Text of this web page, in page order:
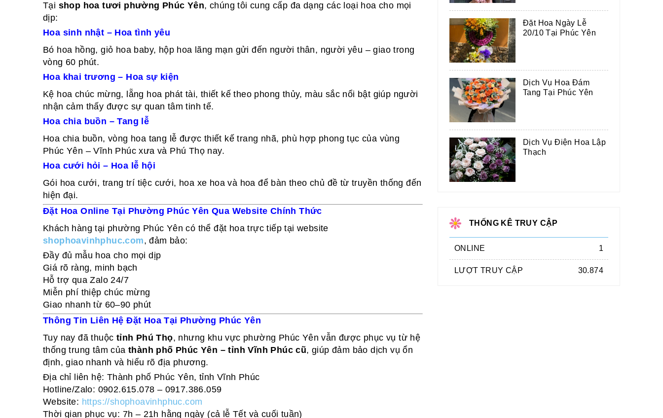
Tại shop hoa tươi phường Phúc Yên, chúng tôi cung cấp đa dạng các loại hoa cho mọi
dịp:
Hoa sinh nhật – Hoa tình yêu
Bó hoa hồng, giỏ hoa baby, hộp hoa lãng mạn gửi đến người thân, người yêu – giao trong
vòng 60 phút.
Hoa khai trương – Hoa sự kiện
Kệ hoa chúc mừng, lẵng hoa phát tài, thiết kế theo phong thủy, màu sắc nổi bật giúp người
nhận cảm thấy được sự quan tâm tinh tế.
Hoa chia buồn – Tang lễ
Hoa chia buồn, vòng hoa tang lễ được thiết kế trang nhã, phù hợp phong tục của vùng
Phúc Yên – Vĩnh Phúc xưa và Phú Thọ nay.
Hoa cưới hỏi – Hoa lễ hội
Gói hoa cưới, trang trí tiệc cưới, hoa xe hoa và hoa để bàn theo chủ đề từ truyền thống đến
hiện đại.
Đặt Hoa Online Tại Phường Phúc Yên Qua Website Chính Thức
Khách hàng tại phường Phúc Yên có thể đặt hoa trực tiếp tại website
shophoavinhphuc.com, đảm bảo:
Đầy đủ mẫu hoa cho mọi dịp
Giá rõ ràng, minh bạch
Hỗ trợ qua Zalo 24/7
Miễn phí thiệp chúc mừng
Giao nhanh từ 60–90 phút
Thông Tin Liên Hệ Đặt Hoa Tại Phường Phúc Yên
Tuy nay đã thuộc tỉnh Phú Thọ, nhưng khu vực phường Phúc Yên vẫn được phục vụ từ hệ
thống trung tâm của thành phố Phúc Yên – tỉnh Vĩnh Phúc cũ, giúp đảm bảo dịch vụ ổn
định, giao nhanh và hiểu rõ địa phương.
Địa chỉ liên hệ: Thành phố Phúc Yên, tỉnh Vĩnh Phúc
Hotline/Zalo: 0902.615.078 – 0917.386.059
Website: https://shophoavinhphuc.com
Thời gian phục vụ: 7h – 21h hằng ngày (cả lễ Tết và cuối tuần)
Đặt Hoa Ngày Lễ
20/10 Tại Phúc Yên
Dịch Vụ Hoa Đám
Tang Tại Phúc Yên
Dịch Vụ Điện Hoa Lập
Thạch
THỐNG KÊ TRUY CẬP
ONLINE 1
LƯỢT TRUY CẬP 30.874